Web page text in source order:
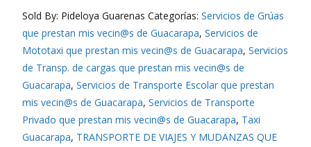
Sold By: Pideloya Guarenas Categorías: Servicios de Grúas
que prestan mis vecin@s de Guacarapa, Servicios de
Mototaxi que prestan mis vecin@s de Guacarapa, Servicios
de Transp. de cargas que prestan mis vecin@s de
Guacarapa, Servicios de Transporte Escolar que prestan
mis vecin@s de Guacarapa, Servicios de Transporte
Privado que prestan mis vecin@s de Guacarapa, Taxi
Guacarapa, TRANSPORTE DE VIAJES Y MUDANZAS QUE